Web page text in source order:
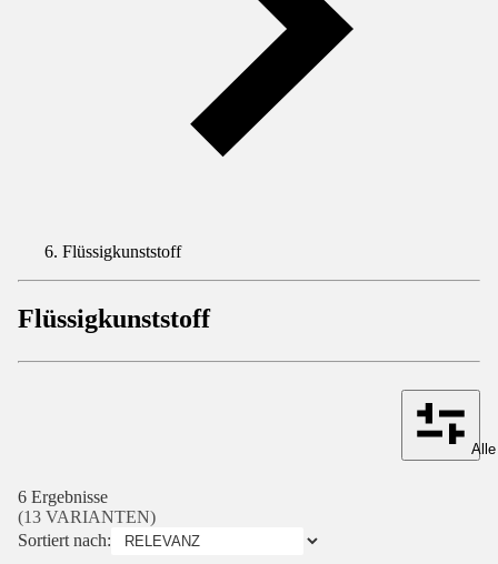
Flüssigkunststoff
Flüssigkunststoff
6 Ergebnisse
(13 VARIANTEN)
Sortiert nach: